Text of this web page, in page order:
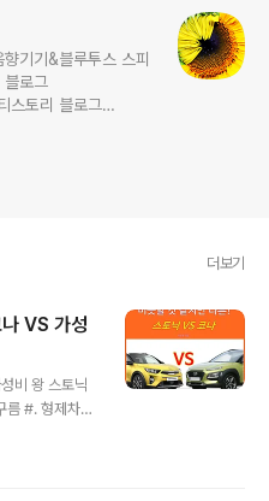
기기&블루투스 스피
의는
게 답변 드리겠습니
더보기
VS 가성
비 왕 스토닉
름 #. 형제차인
SUV 시장이